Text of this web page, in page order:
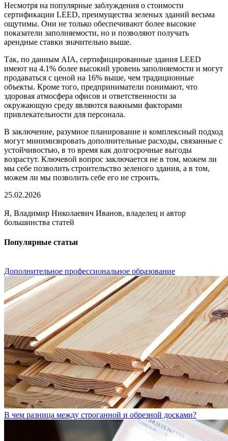
Несмотря на популярные заблуждения о стоимости
сертификации LEED, преимущества зеленых зданий весьма
ощутимы. Они не только обеспечивают более высокие
показатели заполняемости, но и позволяют получать
арендные ставки значительно выше.
Так, по данным AIA, сертифицированные здания LEED
имеют на 4.1% более высокий уровень заполняемости и могут
продаваться с ценой на 16% выше, чем традиционные
объекты. Кроме того, предприниматели понимают, что
здоровая атмосфера офисов и ответственности за
окружающую среду являются важными факторами
привлекательности для персонала.
В заключение, разумное планирование и комплексный подход
могут минимизировать дополнительные расходы, связанные с
устойчивостью, в то время как долгосрочные выгоды
возрастут. Ключевой вопрос заключается не в том, можем ли
мы себе позволить строительство зеленого здания, а в том,
можем ли мы позволить себе его не строить.
25.02.2026
Я, Владимир Николаевич Иванов, владелец и автор
большинства статей
Популярные статьи
Дополнительное профессиональное образование
В чем разница между строганной и обрезной досками?